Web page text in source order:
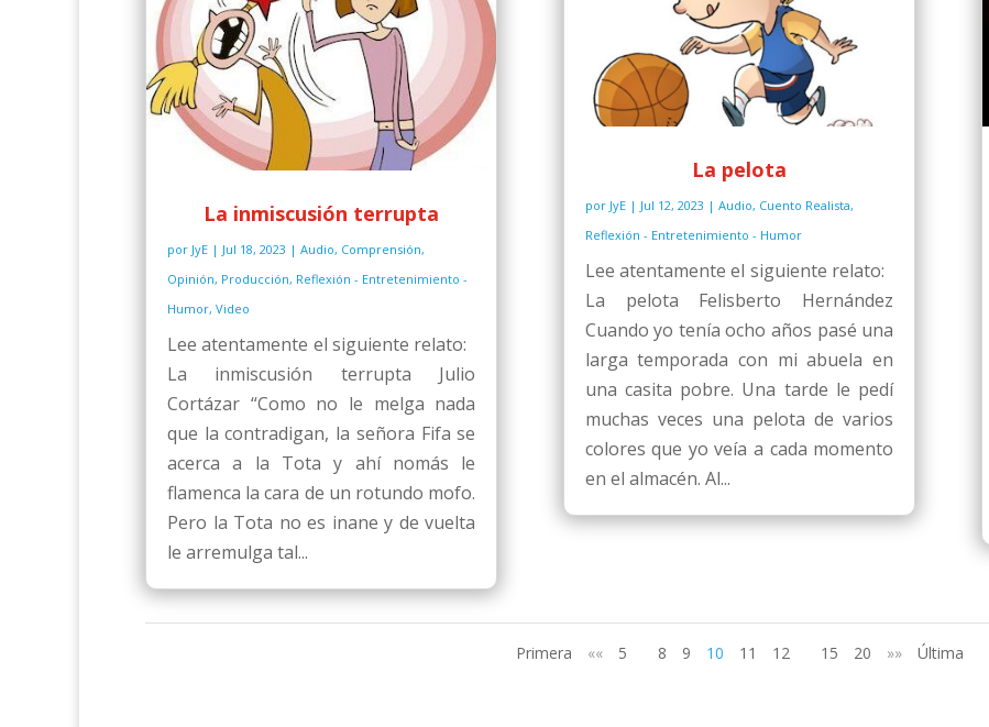
La inmiscusión terrupta
por JyE | Jul 18, 2023 | Audio, Comprensión,
Opinión, Producción, Reflexión - Entretenimiento -
Humor, Video
Lee atentamente el siguiente relato:
La inmiscusión terrupta Julio
Cortázar “Como no le melga nada
que la contradigan, la señora Fifa se
acerca a la Tota y ahí nomás le
flamenca la cara de un rotundo mofo.
Pero la Tota no es inane y de vuelta
le arremulga tal...
La pelota
por JyE| Jul 12, 2023 | Audio, Cuento Realista,
Reflexión - Entretenimiento - Humor
Lee atentamente el siguiente relato:
La pelota Felisberto Hernández
Cuando yo tenía ocho años pasé una
larga temporada con mi abuela en
una casita pobre. Una tarde le pedí
muchas veces una pelota de varios
colores que yo veía a cada momento
en el almacén. Al...
Primera «« 5 8 9 10 11 12 15 20 »» Última